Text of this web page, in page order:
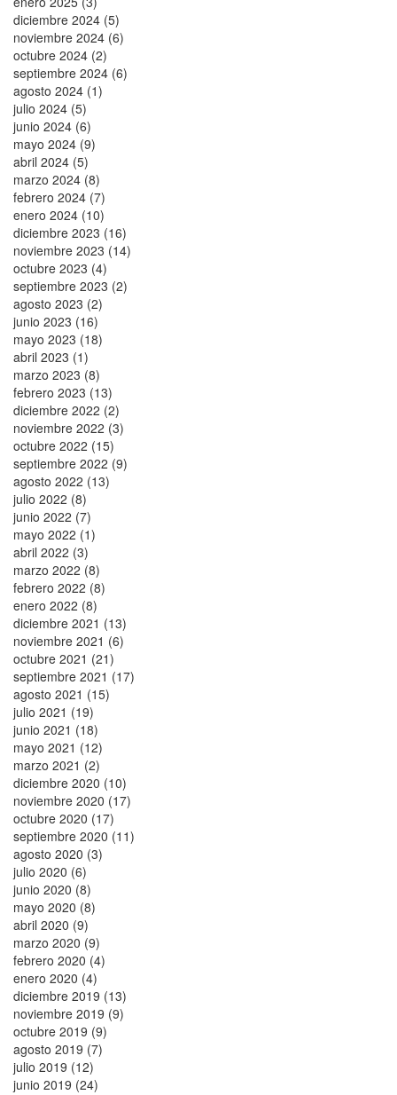
diciembre 2024 (5)
noviembre 2024 (6)
octubre 2024 (2)
septiembre 2024 (6)
agosto 2024 (1)
julio 2024 (5)
junio 2024 (6)
mayo 2024 (9)
abril 2024 (5)
marzo 2024 (8)
febrero 2024 (7)
enero 2024 (10)
diciembre 2023 (16)
noviembre 2023 (14)
octubre 2023 (4)
septiembre 2023 (2)
agosto 2023 (2)
junio 2023 (16)
mayo 2023 (18)
abril 2023 (1)
marzo 2023 (8)
febrero 2023 (13)
diciembre 2022 (2)
noviembre 2022 (3)
octubre 2022 (15)
septiembre 2022 (9)
agosto 2022 (13)
julio 2022 (8)
junio 2022 (7)
mayo 2022 (1)
abril 2022 (3)
marzo 2022 (8)
febrero 2022 (8)
enero 2022 (8)
diciembre 2021 (13)
noviembre 2021 (6)
octubre 2021 (21)
septiembre 2021 (17)
agosto 2021 (15)
julio 2021 (19)
junio 2021 (18)
mayo 2021 (12)
marzo 2021 (2)
diciembre 2020 (10)
noviembre 2020 (17)
octubre 2020 (17)
septiembre 2020 (11)
agosto 2020 (3)
julio 2020 (6)
junio 2020 (8)
mayo 2020 (8)
abril 2020 (9)
marzo 2020 (9)
febrero 2020 (4)
enero 2020 (4)
diciembre 2019 (13)
noviembre 2019 (9)
octubre 2019 (9)
agosto 2019 (7)
julio 2019 (12)
junio 2019 (24)